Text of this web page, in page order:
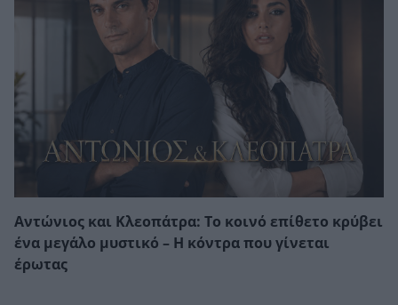
Αντώνιος και Κλεοπάτρα: Το κοινό επίθετο κρύβει
ένα μεγάλο μυστικό – Η κόντρα που γίνεται
έρωτας